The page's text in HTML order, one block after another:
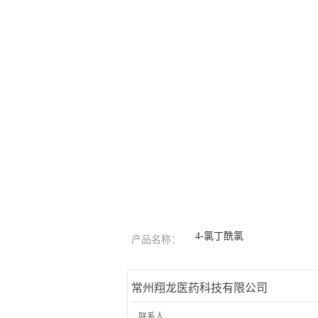
产品名称： 4-氯丁酰氯
常州翔龙医药科技有限公司